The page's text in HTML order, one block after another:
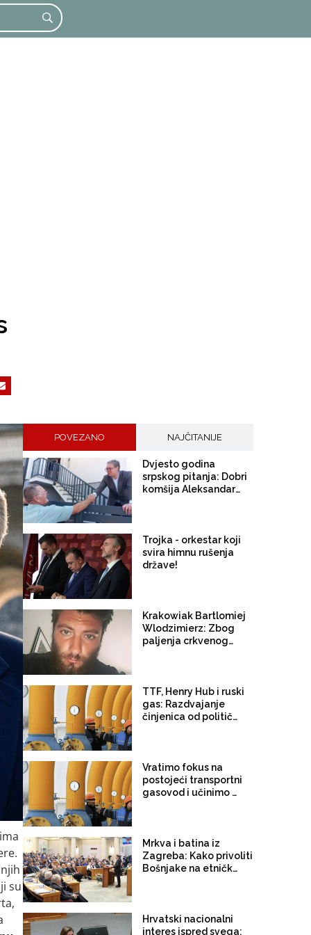
su
POVEZANO NAJČITANIJE
Dvjesto godina
srpskog pitanja: Dobri
komšija Aleksandar
Trojka - orkestar koji
svira himnu rušenja
države!
Krakowiak Bartlomiej
Wlodzimierz: Zbog
paljenja crkvenog
pokušale iskoristiti
incident za dizanje
međunacionalnih
TTF, Henry Hub i ruski
gas: Razdvajanje
činjenica od političkih
Vratimo fokus na
postojeći transportni
gasovod i učinimo ga
Mrkva i batina iz
Zagreba: Kako privoliti
Bošnjake na etničko
Hrvatski nacionalni
interes ispred svega: